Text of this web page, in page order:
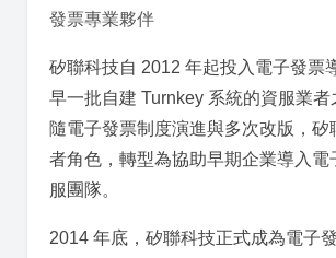
發票專業夥伴
矽聯科技自 2012 年起投入電子發票
早一批自建 Turnkey 系統的資服業者
隨電子發票制度演進與多次改版，矽
者角色，轉型為協助早期企業導入電
服團隊。
2014 年底，矽聯科技正式成為電子